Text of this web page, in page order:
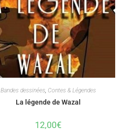
Bandes dessinées Contes & Légendes
La légende de Wazal
12,00€